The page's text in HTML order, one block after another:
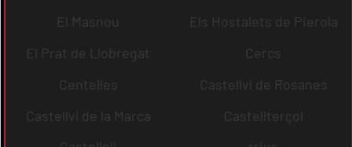
El Masnou
Els Hostalets de Pierola
El Prat de Llobregat
Cercs
Centelles
Castellví de Rosanes
Castellví de la Marca
Castellterçol